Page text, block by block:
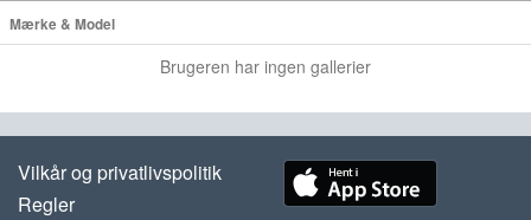
Mærke & Model
Brugeren har ingen gallerier
Vilkår og privatlivspolitik
Regler